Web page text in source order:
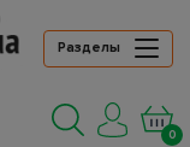
Разделы
0